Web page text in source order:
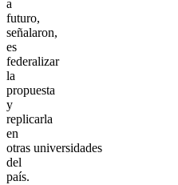
a
futuro,
señalaron,
es
federalizar
la
propuesta
y
replicarla
en
otras universidades
del
país.